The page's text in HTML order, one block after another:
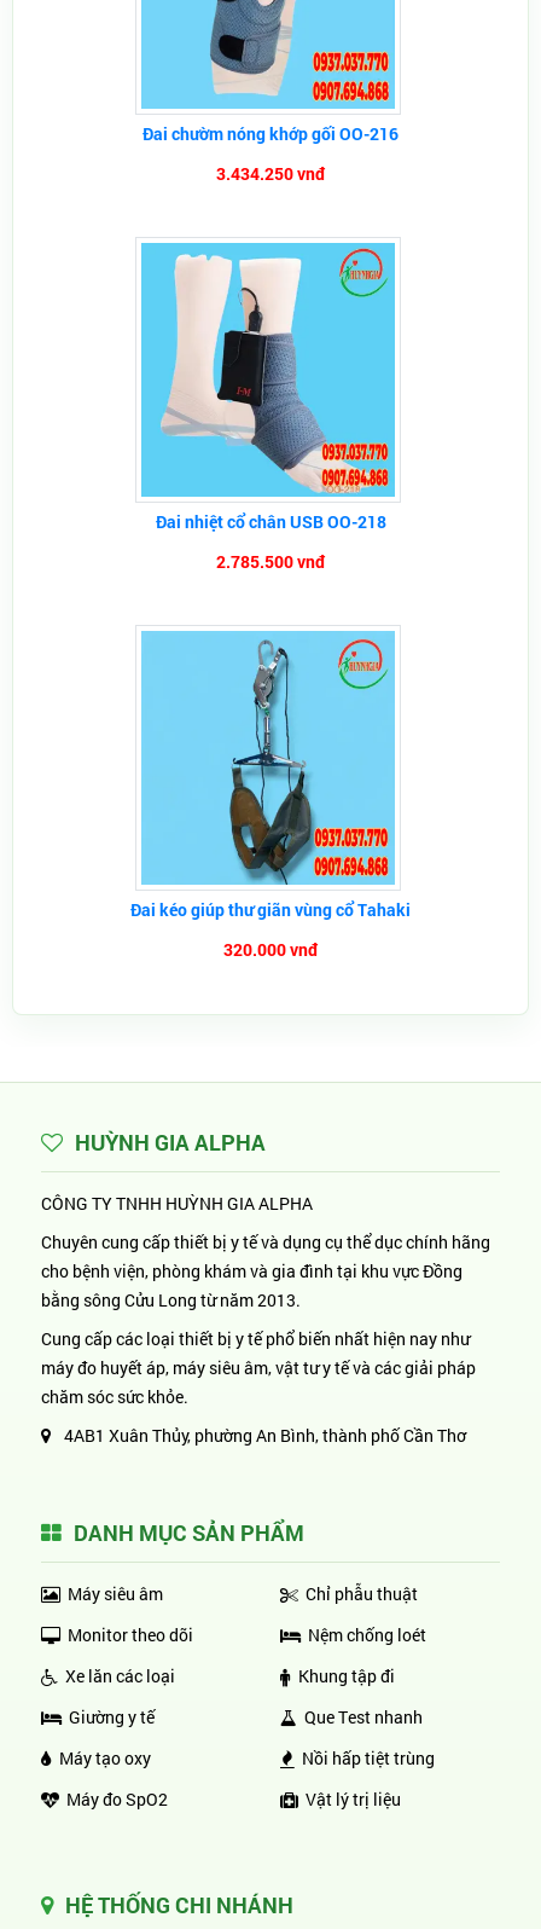
Đai chườm nóng khớp gối OO-216
3.434.250 vnđ
Đai nhiệt cổ chân USB OO-218
2.785.500 vnđ
Đai kéo giúp thư giãn vùng cổ Tahaki
320.000 vnđ
HUỲNH GIA ALPHA
CÔNG TY TNHH HUỲNH GIA ALPHA
Chuyên cung cấp thiết bị y tế và dụng cụ thể dục chính hãng
cho bệnh viện, phòng khám và gia đình tại khu vực Đồng
bằng sông Cửu Long từ năm 2013.
Cung cấp các loại thiết bị y tế phổ biến nhất hiện nay như
máy đo huyết áp, máy siêu âm, vật tư y tế và các giải pháp
chăm sóc sức khỏe.
4AB1 Xuân Thủy, phường An Bình, thành phố Cần Thơ
DANH MỤC SẢN PHẨM
Máy siêu âm
Monitor theo dõi
Xe lăn các loại
Giường y tế
Máy tạo oxy
Máy đo SpO2
Chỉ phẫu thuật
Nệm chống loét
Khung tập đi
Que Test nhanh
Nồi hấp tiệt trùng
Vật lý trị liệu
HỆ THỐNG CHI NHÁNH